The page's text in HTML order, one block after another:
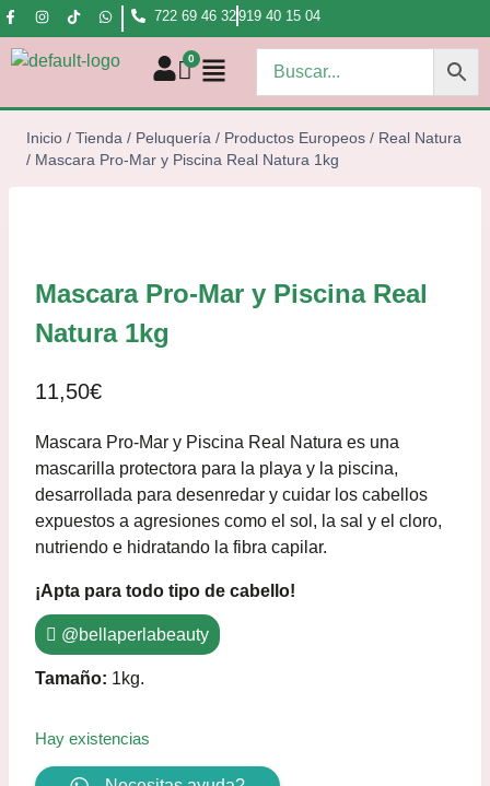
722 69 46 32919 40 15 04
Inicio / Tienda / Peluquería / Productos Europeos / Real Natura
/ Mascara Pro-Mar y Piscina Real Natura 1kg
Mascara Pro-Mar y Piscina Real
Natura 1kg
11,50€
Mascara Pro-Mar y Piscina Real Natura es una
mascarilla protectora para la playa y la piscina,
desarrollada para desenredar y cuidar los cabellos
expuestos a agresiones como el sol, la sal y el cloro,
nutriendo e hidratando la fibra capilar.
¡Apta para todo tipo de cabello!
@bellaperlabeauty
Tamaño: 1kg.
Hay existencias